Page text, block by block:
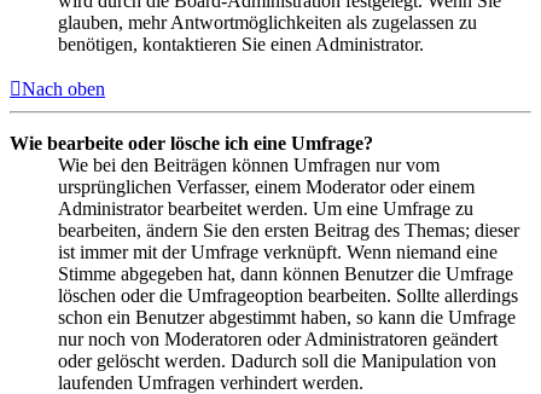
glauben, mehr Antwortmöglichkeiten als zugelassen zu
benötigen, kontaktieren Sie einen Administrator.
Nach oben
Wie bearbeite oder lösche ich eine Umfrage?
Wie bei den Beiträgen können Umfragen nur vom
ursprünglichen Verfasser, einem Moderator oder einem
Administrator bearbeitet werden. Um eine Umfrage zu
bearbeiten, ändern Sie den ersten Beitrag des Themas; dieser
ist immer mit der Umfrage verknüpft. Wenn niemand eine
Stimme abgegeben hat, dann können Benutzer die Umfrage
löschen oder die Umfrageoption bearbeiten. Sollte allerdings
schon ein Benutzer abgestimmt haben, so kann die Umfrage
nur noch von Moderatoren oder Administratoren geändert
oder gelöscht werden. Dadurch soll die Manipulation von
laufenden Umfragen verhindert werden.